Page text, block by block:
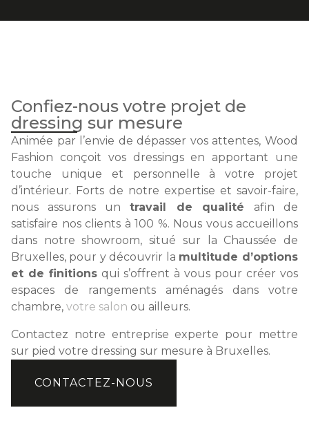
Confiez-nous votre projet de
dressing sur mesure
Animée par l’envie de dépasser vos attentes, Wood
Fashion conçoit vos dressings en apportant une
touche unique et personnelle à votre projet
d’intérieur. Forts de notre expertise et savoir-faire,
nous assurons un travail de qualité afin de
satisfaire nos clients à 100 %. Nous vous accueillons
dans notre showroom, situé sur la Chaussée de
Bruxelles, pour y découvrir la multitude d’options
et de finitions qui s’offrent à vous pour créer vos
espaces de rangements aménagés dans votre
chambre, votre salon ou ailleurs.
Contactez notre entreprise experte pour mettre
sur pied votre dressing sur mesure à Bruxelles.
CONTACTEZ-NOUS